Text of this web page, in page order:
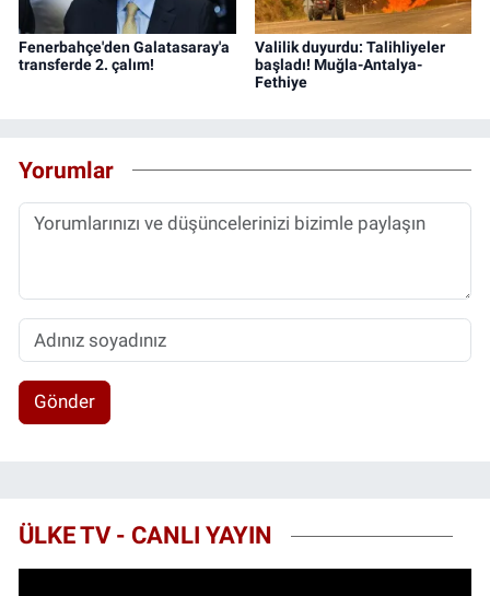
Fenerbahçe'den Galatasaray'a
transferde 2. çalım!
Valilik duyurdu: Talihliyeler
başladı! Muğla-Antalya-
Fethiye
Yorumlar
Gönder
ÜLKE TV - CANLI YAYIN